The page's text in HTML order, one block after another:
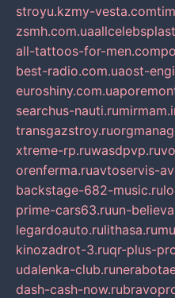
stroyu.kzmy-vesta.com
zsmh.com.ua
all-tattoos-for-men.com
best-radio.com.uaost-
euroshiny.com.ua
searchus-nauti.ru
transgazstroy.ru
xtreme-rp.ruwasdpvp.ru
orenferma.ruavtoservis-
backstage-682-music.ru
prime-cars63.ruun-
legardoauto.rulithasa.ru
kinozadrot-3.ruqr-plus-
udalenka-club.ru
dash-cash-now.ru